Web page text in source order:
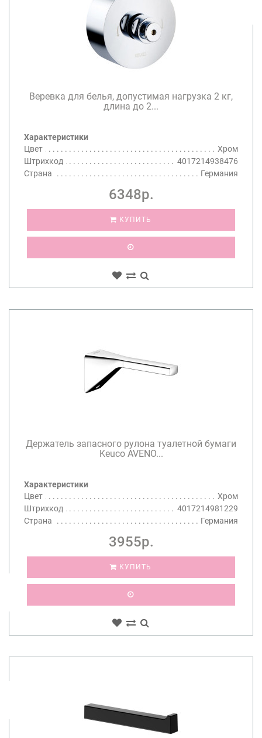
Веревка для белья, допустимая нагрузка 2 кг,
длина до 2...
Характеристики
Цвет
Хром
Штрихкод
4017214938476
Страна
Германия
6348р.
КУПИТЬ
Держатель запасного рулона туалетной бумаги
Keuco AVENO...
Характеристики
Цвет
Хром
Штрихкод
4017214981229
Страна
Германия
3955р.
КУПИТЬ